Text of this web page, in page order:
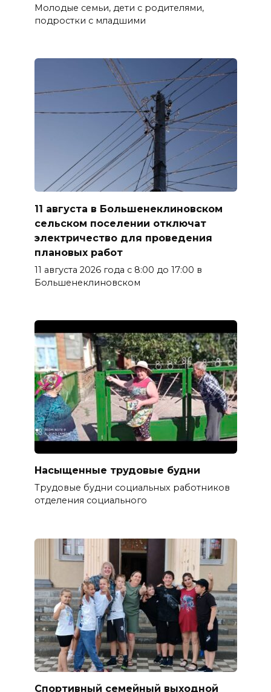
Молодые семьи, дети с родителями,
подростки с младшими
11 августа в Большенеклиновском
сельском поселении отключат
электричество для проведения
плановых работ
11 августа 2026 года с 8:00 до 17:00 в
Большенеклиновском
Насыщенные трудовые будни
Трудовые будни социальных работников
отделения социального
Спортивный семейный выходной